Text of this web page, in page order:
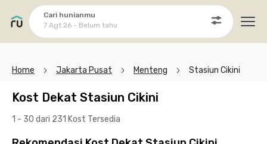
Cari hunianmu
7 Agt 26 - Belum tahu
Home Jakarta Pusat Menteng Stasiun Cikini
Kost Dekat Stasiun Cikini
1 - 30 dari 231 Kost Tersedia